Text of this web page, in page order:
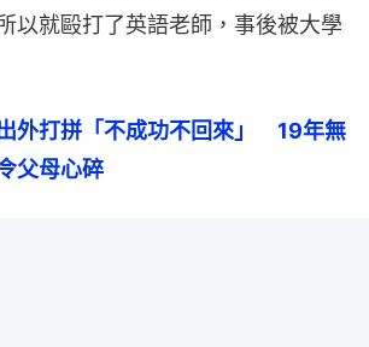
以就毆打了英語老師，事後被大學
外打拼「不成功不回來」　19年無
父母心碎